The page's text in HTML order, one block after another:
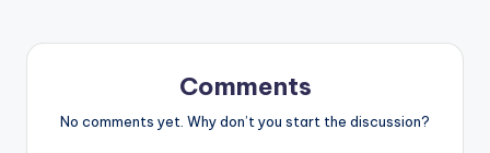
Comments
No comments yet. Why don’t you start the discussion?